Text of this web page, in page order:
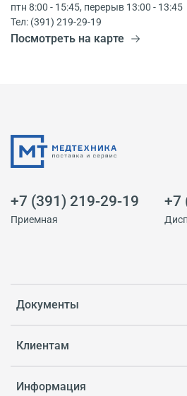
птн 8:00 - 15:45, перерыв 13:00 - 13:45
Тел: (391) 219-29-19
Посмотреть на карте
Документы
Клиентам
Информация
+7 (391) 219-29-19
Приемная
+7